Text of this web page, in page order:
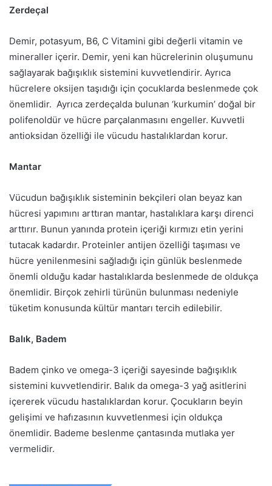
Zerdeçal
Demir, potasyum, B6, C Vitamini gibi değerli vitamin ve
mineraller içerir. Demir, yeni kan hücrelerinin oluşumunu
sağlayarak bağışıklık sistemini kuvvetlendirir. Ayrıca
hücrelere oksijen taşıdığı için çocuklarda beslenmede çok
önemlidir. Ayrıca zerdeçalda bulunan ‘kurkumin’ doğal bir
polifenoldür ve hücre parçalanmasını engeller. Kuvvetli
antioksidan özelliği ile vücudu hastalıklardan korur.
Mantar
Vücudun bağışıklık sisteminin bekçileri olan beyaz kan
hücresi yapımını arttıran mantar, hastalıklara karşı direnci
arttırır. Bunun yanında protein içeriği kırmızı etin yerini
tutacak kadardır. Proteinler antijen özelliği taşıması ve
hücre yenilenmesini sağladığı için günlük beslenmede
önemli olduğu kadar hastalıklarda beslenmede de oldukça
önemlidir. Birçok zehirli türünün bulunması nedeniyle
tüketim konusunda kültür mantarı tercih edilebilir.
Balık, Badem
Badem çinko ve omega-3 içeriği sayesinde bağışıklık
sistemini kuvvetlendirir. Balık da omega-3 yağ asitlerini
içererek vücudu hastalıklardan korur. Çocukların beyin
gelişimi ve hafızasının kuvvetlenmesi için oldukça
önemlidir. Bademe beslenme çantasında mutlaka yer
vermelidir.